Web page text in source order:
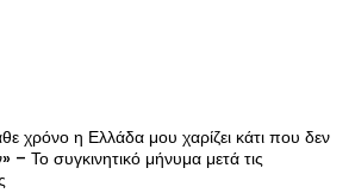
χρόνο η Ελλάδα μου χαρίζει κάτι που δεν
– Το συγκινητικό μήνυμα μετά τις